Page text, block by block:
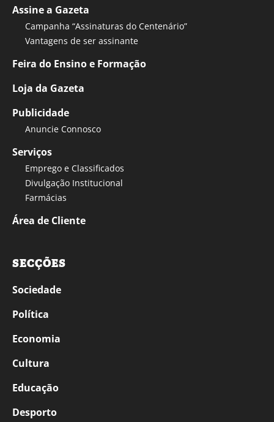
Assine a Gazeta
Campanha “Assinaturas do Centenário”
Vantagens de ser assinante
Feira do Ensino e Formação
Loja da Gazeta
Publicidade
Anuncie Connosco
Serviços
Emprego e Classificados
Divulgação Institucional
Farmácias
Área de Cliente
SECÇÕES
Sociedade
Política
Economia
Cultura
Educação
Desporto